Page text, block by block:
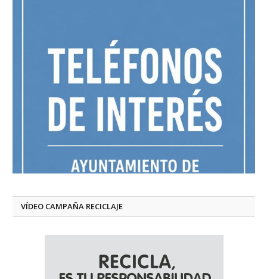
VÍDEO CAMPAÑA RECICLAJE